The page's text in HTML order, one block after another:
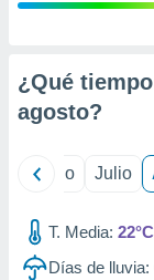
e
mediante
de
¿Qué
agosto?
Junio Julio
T. Media: 22°C
Días de lluvia: